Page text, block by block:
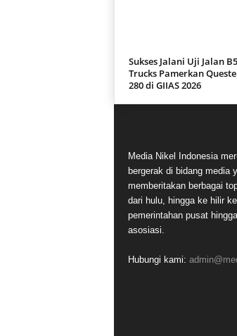
Sukses Jalani Uji Jalan
Trucks Pamerkan
280 di GIIAS 2026
Media Nikel Indonesia
bergerak di bidang media
memberitakan berbagai
dari hulu, hingga ke hilir
pemerintahan pusat
asosiasi.
Hubungi kami: